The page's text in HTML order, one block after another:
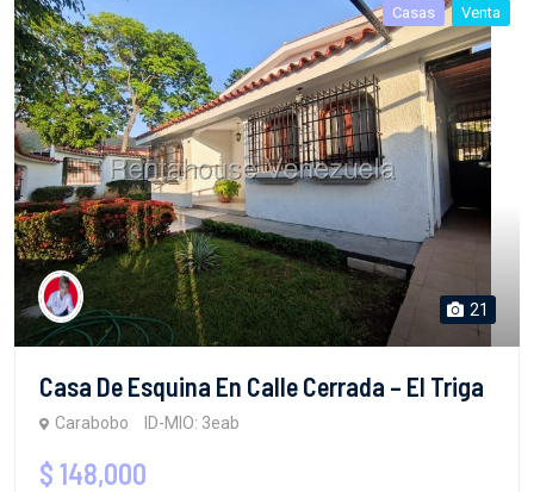
Casas Venta
21
Casa De Esquina En Calle Cerrada – El Triga
Carabobo ID-MIO: 3eab
$ 148,000